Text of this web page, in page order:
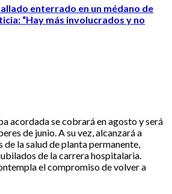
enterrado en un médano de
“Hay más involucrados y no
acordada se cobrará en agosto y será
de junio. A su vez, alcanzará a
la salud de planta permanente,
de la carrera hospitalaria.
el compromiso de volver a